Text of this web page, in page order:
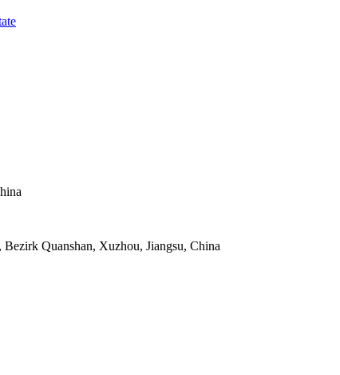
Quanshan, Xuzhou, Jiangsu, China